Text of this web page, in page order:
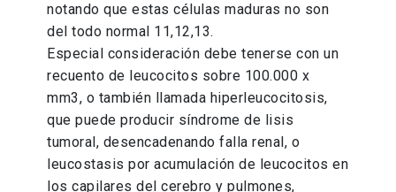
notando que estas células maduras no son
del todo normal 11,12,13.
Especial consideración debe tenerse con un
recuento de leucocitos sobre 100.000 x
mm3, o también llamada hiperleucocitosis,
que puede producir síndrome de lisis
tumoral, desencadenando falla renal, o
leucostasis por acumulación de leucocitos en
los capilares del cerebro y pulmones,